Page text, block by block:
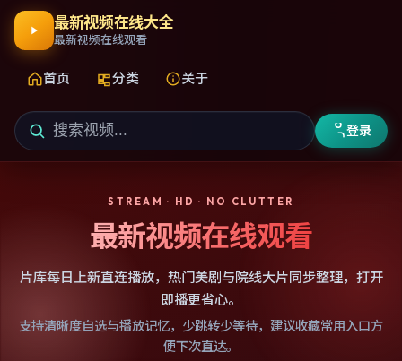
最新视频在线大全
最新视频在线观看
首页 分类 关于
登录
STREAM · HD · NO CLUTTER
最新视频在线观看
片库每日上新直连播放，热门美剧与院线大片同步整理，打开
即播更省心。
支持清晰度自选与播放记忆，少跳转少等待，建议收藏常用入口方
便下次直达。